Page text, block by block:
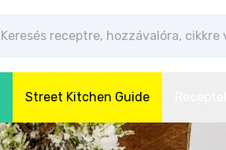
Street Kitchen Guide